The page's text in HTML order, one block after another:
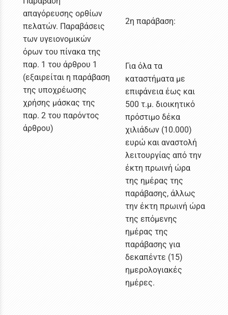
απαγόρευσης ορθίων
πελατών. Παραβάσεις
των υγειονομικών
όρων του πίνακα της
παρ. 1 του άρθρου 1
(εξαιρείται η παράβαση
της υποχρέωσης
χρήσης μάσκας της
παρ. 2 του παρόντος
άρθρου)
2η παράβαση:
Για όλα τα
καταστήματα με
επιφάνεια έως και
500 τ.μ. διοικητικό
πρόστιμο δέκα
χιλιάδων (10.000)
ευρώ και αναστολή
λειτουργίας από την
έκτη πρωινή ώρα
της ημέρας της
παράβασης, άλλως
την έκτη πρωινή ώρα
της επόμενης
ημέρας της
παράβασης για
δεκαπέντε (15)
ημερολογιακές
ημέρες.